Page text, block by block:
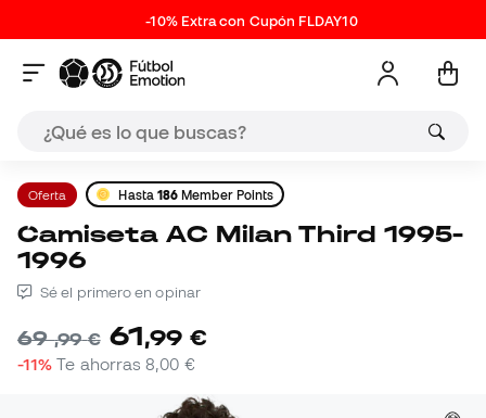
-10% Extra con Cupón FLDAY10
Oferta Hasta 186 Member Points
Camiseta AC Milan Third 1995-
1996
Sé el primero en opinar
69,99 € 61,99 €
-11% Te ahorras8,00 €